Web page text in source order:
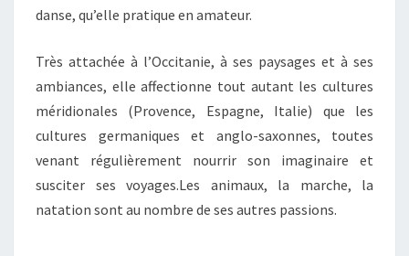
danse, qu’elle pratique en amateur.
Très attachée à l’Occitanie, à ses paysages et à ses
ambiances, elle affectionne tout autant les cultures
méridionales (Provence, Espagne, Italie) que les
cultures germaniques et anglo-saxonnes, toutes
venant régulièrement nourrir son imaginaire et
susciter ses voyages.Les animaux, la marche, la
natation sont au nombre de ses autres passions.